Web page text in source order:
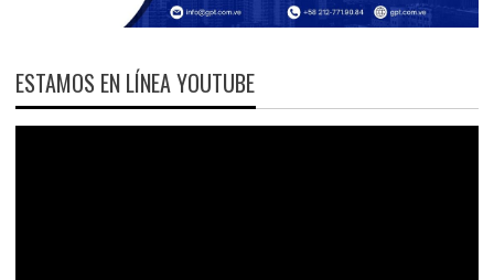
ESTAMOS EN LÍNEA YOUTUBE